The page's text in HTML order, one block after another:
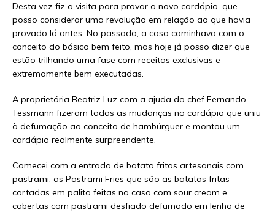
Desta vez fiz a visita para provar o novo cardápio, que
posso considerar uma revolução em relação ao que havia
provado lá antes. No passado, a casa caminhava com o
conceito do básico bem feito, mas hoje já posso dizer que
estão trilhando uma fase com receitas exclusivas e
extremamente bem executadas.
A proprietária Beatriz Luz com a ajuda do chef Fernando
Tessmann fizeram todas as mudanças no cardápio que uniu
à defumação ao conceito de hambúrguer e montou um
cardápio realmente surpreendente.
Comecei com a entrada de batata fritas artesanais com
pastrami, as Pastrami Fries que são as batatas fritas
cortadas em palito feitas na casa com sour cream e
cobertas com pastrami desfiado defumado em lenha de